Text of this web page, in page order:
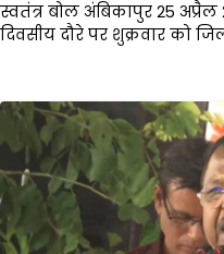
स्वतंत्र बोल अंबिकापुर 25
दिवसीय दौरे पर शुक्रवार को